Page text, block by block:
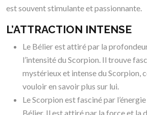
est souvent stimulante et passionnante.
L’ATTRACTION INTENSE
Le Bélier est attiré par la
l’intensité du Scorpion. Il trouve
mystérieux et intense du Scorpion,
vouloir en savoir plus sur lui.
Le Scorpion est fasciné par l’énergie
Bélier. Il est attiré par la force et la